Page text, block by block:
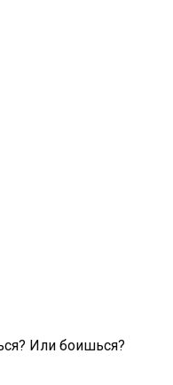
Или боишься?